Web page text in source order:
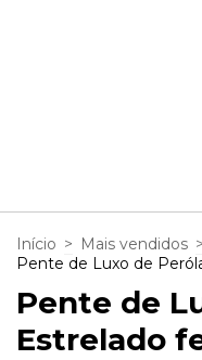
Início > Mais vendidos >
Pente de Luxo de
Pente de
Estrelado